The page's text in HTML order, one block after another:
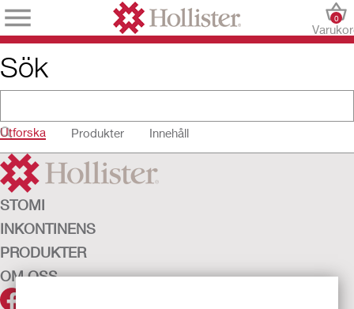
0
Sök
Utforska Produkter Innehåll
STOMI
INKONTINENS
PRODUKTER
OM OSS